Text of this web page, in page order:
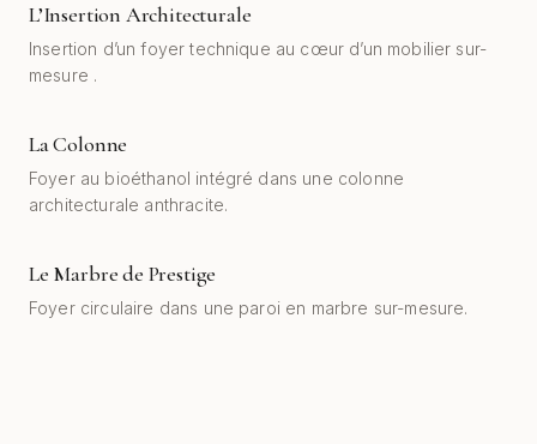
AVANT
L’Insertion Architecturale
Insertion d’un foyer technique au cœur d’un mobilier sur-
mesure .
AVANT
La Colonne
Foyer au bioéthanol intégré dans une colonne
architecturale anthracite.
AVANT
Le Marbre de Prestige
Foyer circulaire dans une paroi en marbre sur-mesure.